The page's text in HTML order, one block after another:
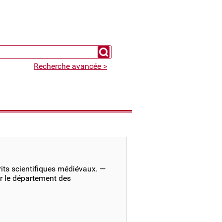
Chercher un expert
Recherche avancée >
scientifiques médiévaux. —
le département des